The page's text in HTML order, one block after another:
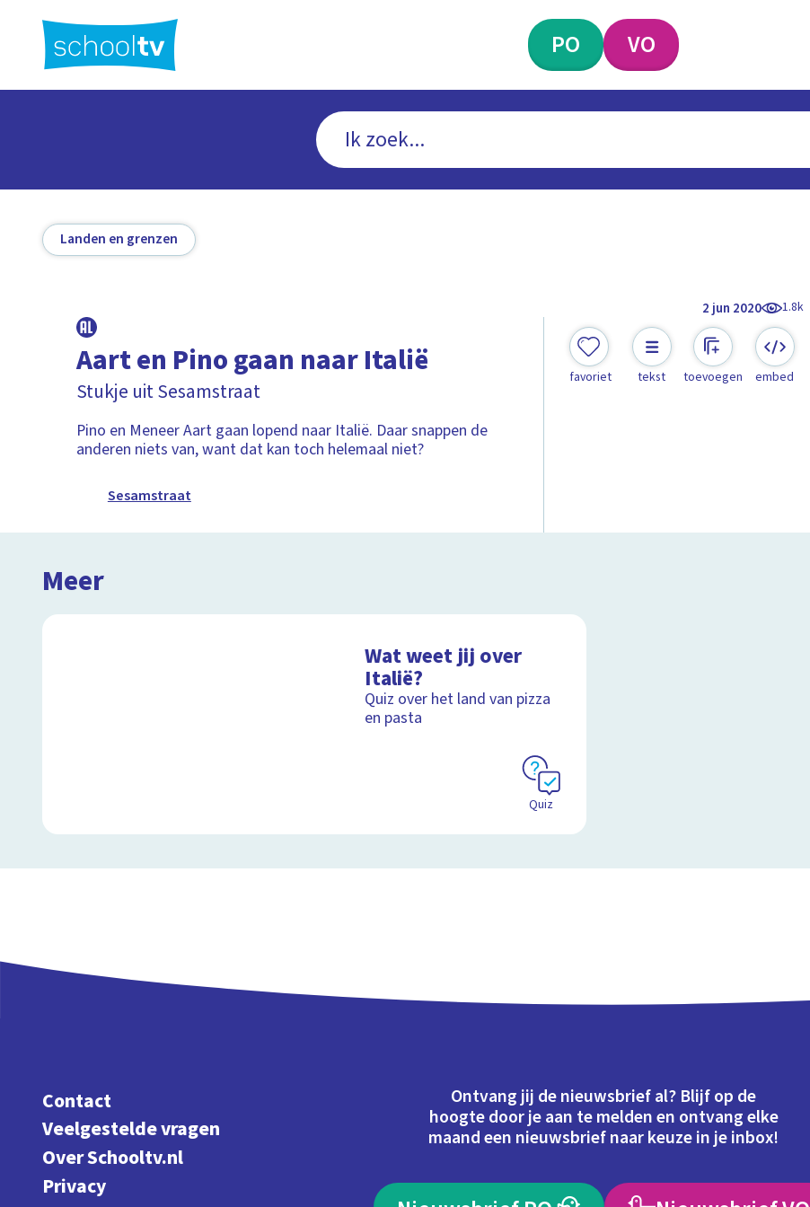
hoofdinhoud
PO VO
Landen en grenzen
2 jun 2020 1.8k
Aart en Pino gaan naar Italië
Stukje uit Sesamstraat
Pino en Meneer Aart gaan lopend naar Italië. Daar snappen de
anderen niets van, want dat kan toch helemaal niet?
Sesamstraat
favoriet tekst toevoegen embed
Meer
Wat weet jij over
Italië?
Quiz over het land van pizza
en pasta
Quiz
Contact
Veelgestelde vragen
Over Schooltv.nl
Privacy
Ontvang jij de nieuwsbrief al? Blijf op de
hoogte door je aan te melden en ontvang elke
maand een nieuwsbrief naar keuze in je inbox!